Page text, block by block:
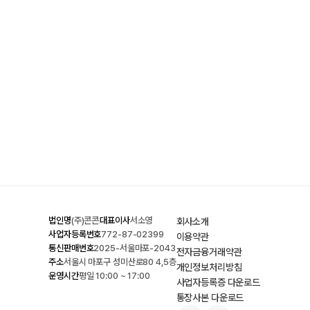
법인명(주)콘콘대표이사서소영
사업자등록번호772-87-02399
통신판매번호2025-서울마포-2043
주소서울시 마포구 성미산로80 4,5층
운영시간평일 10:00 ~ 17:00
회사소개
이용약관
전자금융거래약관
개인정보처리방침
사업자등록증 다운로드
통장사본 다운로드